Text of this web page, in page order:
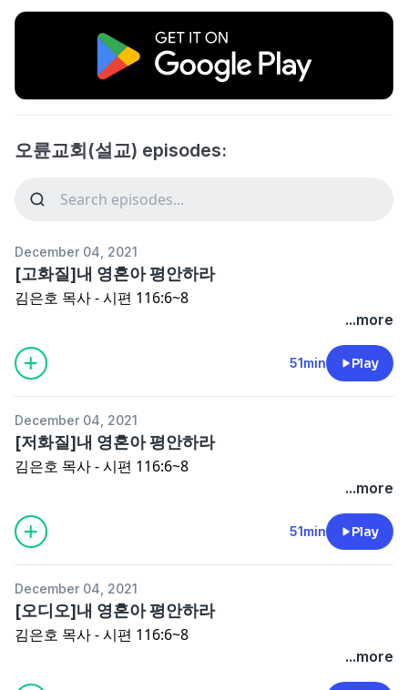
오륜교회(설교) episodes:
December 04, 2021
[고화질]내 영혼아 평안하라
김은호 목사 - 시편 116:6~8
...more
51min Play
December 04, 2021
[저화질]내 영혼아 평안하라
김은호 목사 - 시편 116:6~8
...more
51min Play
December 04, 2021
[오디오]내 영혼아 평안하라
김은호 목사 - 시편 116:6~8
...more